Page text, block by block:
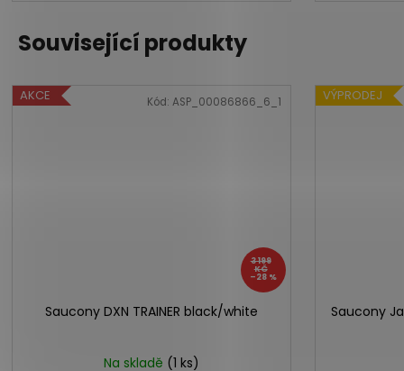
Související produkty
AKCE
3 199
KČ
–28 %
Saucony DXN TRAINER black/white
Na skladě (1 ks)
Kód: ASP_00086866_6_1 VÝPRODEJ
Saucony